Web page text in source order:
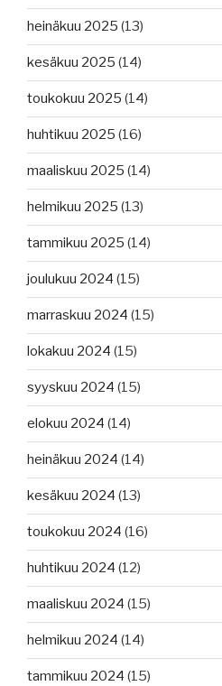
heinäkuu 2025 (13)
kesäkuu 2025 (14)
toukokuu 2025 (14)
huhtikuu 2025 (16)
maaliskuu 2025 (14)
helmikuu 2025 (13)
tammikuu 2025 (14)
joulukuu 2024 (15)
marraskuu 2024 (15)
lokakuu 2024 (15)
syyskuu 2024 (15)
elokuu 2024 (14)
heinäkuu 2024 (14)
kesäkuu 2024 (13)
toukokuu 2024 (16)
huhtikuu 2024 (12)
maaliskuu 2024 (15)
helmikuu 2024 (14)
tammikuu 2024 (15)